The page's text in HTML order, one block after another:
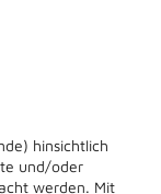
hinsichtlich
und/oder
werden. Mit